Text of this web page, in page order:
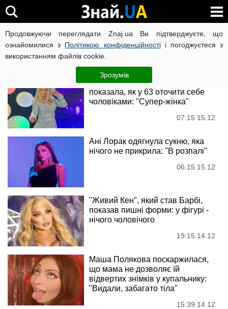
Продовжуючи переглядати Znaj.ua Ви підтверджуєте, що
ознайомилися з Політикою конфіденційностіі погоджуєтеся з
використанням файлів cookie.
Зрозумів
Instagram
Новини
Людмила Балан у вишиванці
показала, як у 63 оточити себе
чоловіками: "Супер-жінка"
07:15 15.12
Ані Лорак одягнула сукню, яка
нічого не прикрила: "В розпалі"
06:15 15.12
"Живий Кен", який став Барбі,
показав пишні форми: у фігурі -
нічого чоловічого
19:15 14.12
Маша Полякова поскаржилася,
що мама не дозволяє їй
відвертих знімків у купальнику:
"Видали, забагато тіла"
15:39 14.12